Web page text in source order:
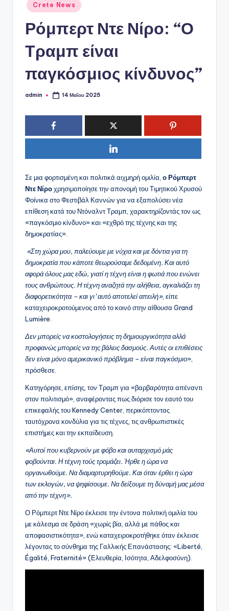
Αναρτήθηκε
σε
Crete News
Ρόμπερτ Ντε Νίρο: “Ο
Τραμπ είναι
παγκόσμιος κίνδυνος”
Συγγραφέας:
admin 14 Μαΐου 2025
Σε μια φορτισμένη και πολιτικά αιχμηρή ομιλία, ο Ρόμπερτ
Ντε Νίροχρησιμοποίησε την απονομή του Τιμητικού Χρυσού
Φοίνικα στο Φεστιβάλ Καννών για να εξαπολύσει νέα
επίθεση κατά του Ντόναλντ Τραμπ, χαρακτηρίζοντάς τον ως
«παγκόσμιο κίνδυνο» και «εχθρό της τέχνης και της
δημοκρατίας».
«Στη χώρα μου, παλεύουμε με νύχια και με δόντια για τη
δημοκρατία που κάποτε θεωρούσαμε δεδομένη. Και αυτό
αφορά όλους μας εδώ, γιατί η τέχνη είναι η φωτιά που ενώνει
τους ανθρώπους. Η τέχνη αναζητά την αλήθεια, αγκαλιάζει τη
διαφορετικότητα – και γι’ αυτό αποτελεί απειλή», είπε
καταχειροκροτούμενος από το κοινό στην αίθουσα Grand
Lumière.
Δεν μπορείς να κοστολογήσεις τη δημιουργικότητα αλλά
προφανώς μπορείς να της βάλεις δασμούς. Αυτές οι επιθέσεις
δεν είναι μόνο αμερικανικό πρόβλημα – είναι παγκόσμιο»,
πρόσθεσε.
Κατηγόρησε, επίσης, τον Τραμπ για «βαρβαρότητα απέναντι
στον πολιτισμό», αναφέροντας πως διόρισε τον εαυτό του
επικεφαλής του Kennedy Center, περικόπτοντας
ταυτόχρονα κονδύλια για τις τέχνες, τις ανθρωπιστικές
επιστήμες και την εκπαίδευση.
«Αυτοί που κυβερνούν με φόβο και αυταρχισμό μάς
φοβούνται. Η τέχνη τούς τρομάζει. Ήρθε η ώρα να
οργανωθούμε. Να διαμαρτυρηθούμε. Και όταν έρθει η ώρα
των εκλογών, να ψηφίσουμε. Να δείξουμε τη δύναμή μας μέσα
από την τέχνη».
Ο Ρόμπερτ Ντε Νίρο έκλεισε την έντονα πολιτική ομιλία του
με κάλεσμα σε δράση «χωρίς βία, αλλά με πάθος και
αποφασιστικότητα», ενώ καταχειροκροτήθηκε όταν έκλεισε
λέγοντας το σύνθημα της Γαλλικής Επανάστασης: «Liberté,
Égalité, Fraternité» (Ελευθερία, Ισότητα, Αδελφοσύνη).